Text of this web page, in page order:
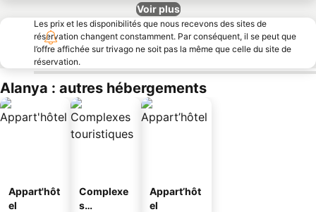
Voir plus
Les prix et les disponibilités que nous recevons des sites de
réservation changent constamment. Par conséquent, il se peut que
l’offre affichée sur trivago ne soit pas la même que celle du site de
réservation.
Alanya : autres hébergements
Appart'hôt
el
Complexe
s
Appart’hôt
el